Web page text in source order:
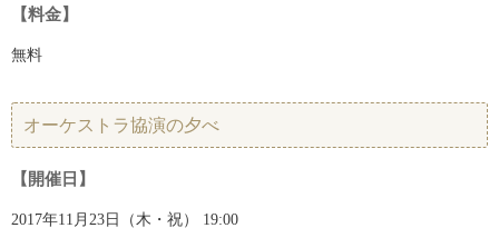
【料金】
無料
オーケストラ協演の夕べ
【開催日】
2017年11月23日（木・祝） 19:00